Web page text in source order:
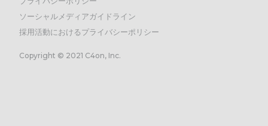
ソーシャルメディアガイドライン
採用活動におけるプライバシーポリシー
Copyright © 2021 C4on, Inc.